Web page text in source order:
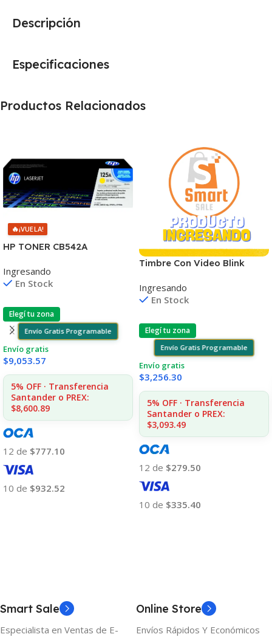
Descripción
Especificaciones
Productos Relacionados
🔥¡VUELA!
HP TONER CB542A
1215/1515/1510/1312
Ingresando
En Stock
Elegí tu zona
Envío Gratis Programable
Envío gratis
$9,053.57
5% OFF · Transferencia
Santander o PREX:
$8,600.89
12 de $777.10
10 de $932.52
Timbre Con Video Blink
Ingresando
En Stock
Elegí tu zona
Envío Gratis Programable
Envío gratis
$3,256.30
5% OFF · Transferencia
Santander o PREX:
$3,093.49
12 de $279.50
10 de $335.40
Smart Sale
Especialista en Ventas de E-
Online Store
Envíos Rápidos Y Económicos